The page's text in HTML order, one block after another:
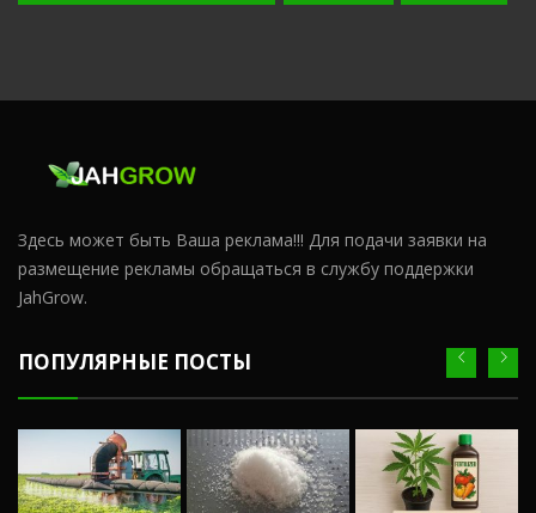
Здесь может быть Ваша реклама!!! Для подачи заявки на
размещение рекламы обращаться в службу поддержки
JahGrow.
ПОПУЛЯРНЫЕ ПОСТЫ